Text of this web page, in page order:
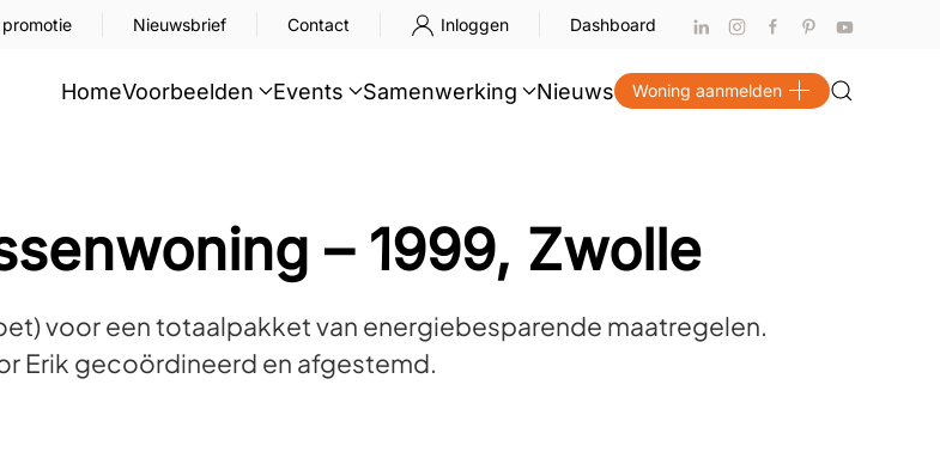
promotie Nieuwsbrief Contact Inloggen Dashboard
HomeVoorbeelden Events Samenwerking Nieuws Woning aanmelden
– 1999, Zwolle
voor een totaalpakket van energiebesparende maatregelen.
Erik gecoördineerd en afgestemd.